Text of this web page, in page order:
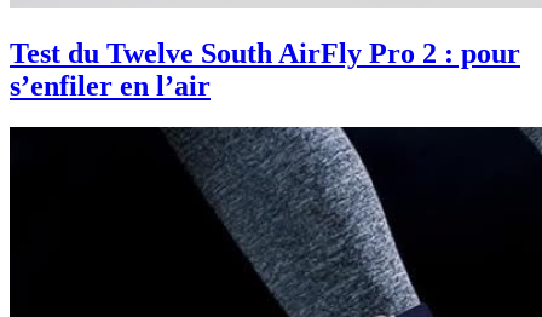
Test du Twelve South AirFly Pro 2 : pour
s’enfiler en l’air